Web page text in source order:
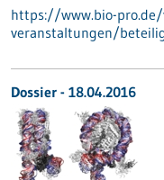
https://www.bio-
veranstaltungen/
Dossier - 18.04.2016